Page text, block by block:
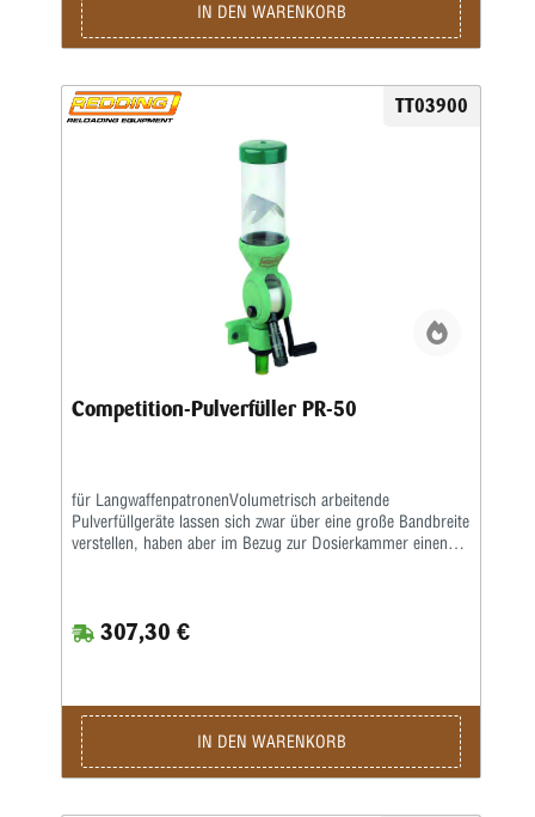
Stabilität steht. Dank der modularen Auslegung mit großem
und kleinem Messzylinder kann das System für
verschiedene Einsatzbereiche konfiguriert werden. Die klar
Einstellung und ermöglichen eine exakte Reproduzierbarkeit.
In Kombination aus massiver Bauweise und feiner
Abstufung ist der Redding Pulverfüller Modell 3 mit beiden
Messzylindern eine vielseitige Lösung für Anwender, die
Einstellbarkeit schätzen. Mit diesem Paket erhalten Sie einen
Redding Pulverfüller Modell 3 inklusive großem und kleinem
Messzylinder – eine Kombination, die Flexibilität, Qualität
und präzise Dosiermechanik in einem System vereint.
IN DEN WARENKORB
TT03900
Competition-Pulverfüller PR-50
für LangwaffenpatronenVolumetrisch arbeitende
Pulverfüllgeräte lassen sich zwar über eine große Bandbreite
verstellen, haben aber im Bezug zur Dosierkammer einen
besteht aus einem präzise geschliffenen Zylinder sowie
einem konkav geschliffenen Justier-Stempel in Verbindung
Pulverdach für einen gleichmäßigen Druck des Nitropulvers
ausgestattet.Zum Lieferumfang gehört noch ein Tischhalter
mit 7/8“-Gewindeaufnahme.
307,30 €
IN DEN WARENKORB